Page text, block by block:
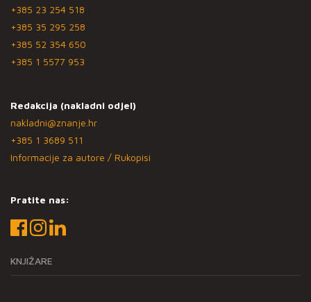
+385 23 254 518
+385 35 295 258
+385 52 354 650
+385 1 5577 953
Redakcija (nakladni odjel)
nakladni@znanje.hr
+385 1 3689 511
Informacije za autore / Rukopisi
Pratite nas:
KNJIŽARE